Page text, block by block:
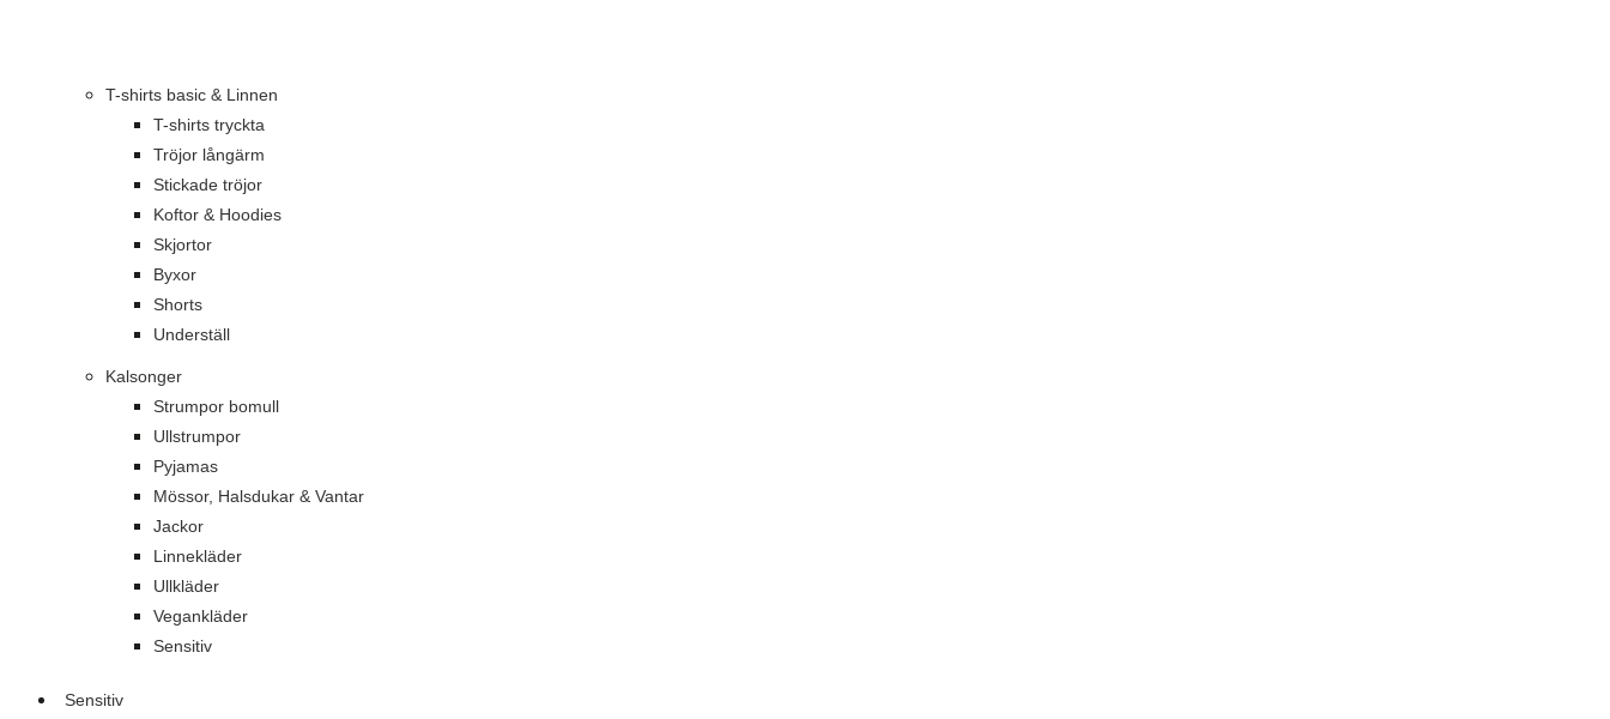
T-shirts basic & Linnen
T-shirts tryckta
Tröjor långärm
Stickade tröjor
Koftor & Hoodies
Skjortor
Byxor
Shorts
Underställ
Kalsonger
Strumpor bomull
Ullstrumpor
Pyjamas
Mössor, Halsdukar & Vantar
Jackor
Linnekläder
Ullkläder
Vegankläder
Sensitiv
Sensitiv